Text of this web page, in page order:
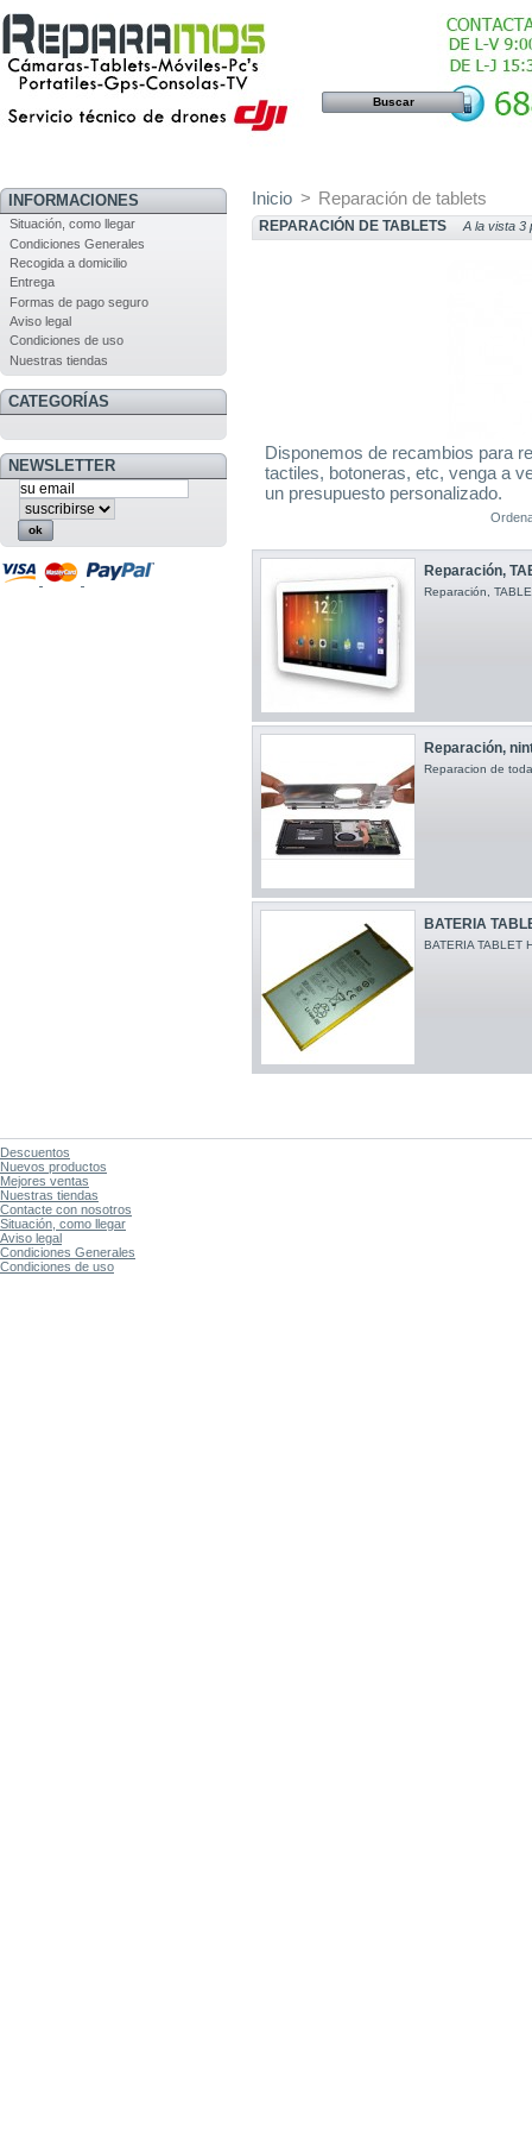
INFORMACIONES
Situación, como llegar
Condiciones Generales
Recogida a domicilio
Entrega
Formas de pago seguro
Aviso legal
Condiciones de uso
Nuestras tiendas
CATEGORÍAS
NEWSLETTER
Inicio > Reparación de tablets
REPARACIÓN DE TABLETS A la vista 3
Disponemos de recambios para
tactiles, botoneras, etc, venga a
un presupuesto personalizado.
Reparación,
Reparación,
Reparación,
Reparacion de
BATERIA
BATERIA TABLET
Descuentos
Nuevos productos
Mejores ventas
Nuestras tiendas
Contacte con nosotros
Situación, como llegar
Aviso legal
Condiciones Generales
Condiciones de uso